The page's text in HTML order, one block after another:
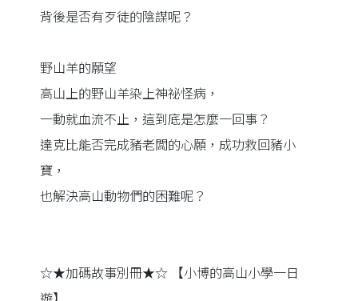
背後是否有歹徒的陰謀呢？
野山羊的願望
高山上的野山羊染上神祕怪病，
一動就血流不止，這到底是怎麼一回事？
達克比能否完成豬老闆的心願，成功救回豬小
寶，
也解決高山動物們的困難呢？
☆★加碼故事別冊★☆ 【小博的高山小學一日